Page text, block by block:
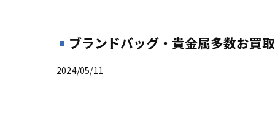
ブランドバッグ・貴金属多数お買
2024/05/11